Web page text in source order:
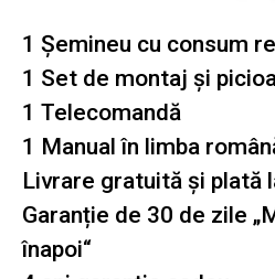
1 Șemineu cu consum
1 Set de montaj și
1 Telecomandă
1 Manual în limba
Livrare gratuită și plată
Garanție de 30 de zile
înapoi“